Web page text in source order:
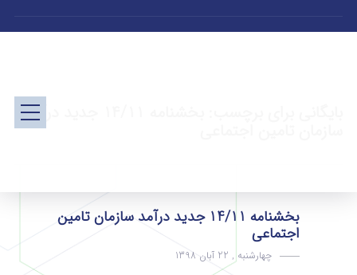
بایگانی برای برچسب: بخشنامه 14/11 جدید درآمد
بخشنامه 14/11 جدید درآمد سازمان تامین
اجتماعی
چهارشنبه , 22 آبان 1398